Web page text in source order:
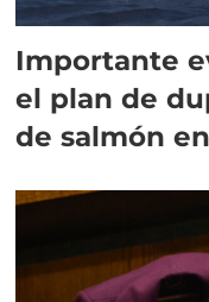
Importante
el plan de
de salmón